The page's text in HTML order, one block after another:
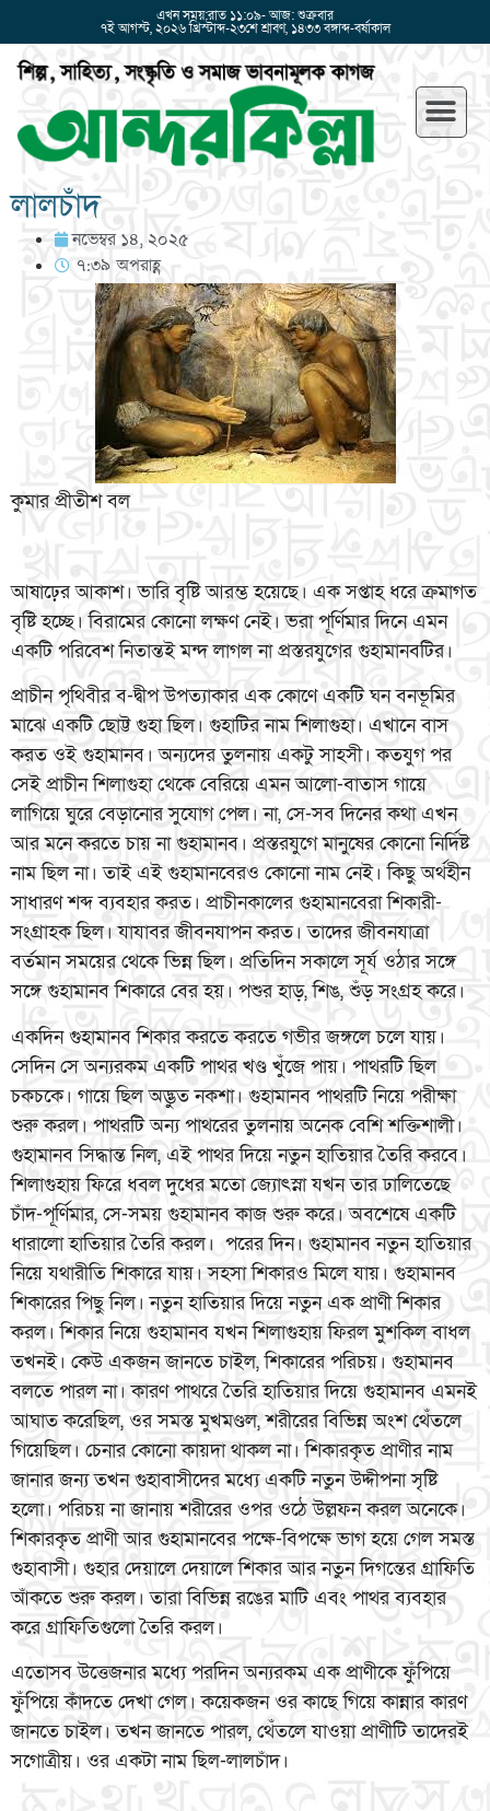
এখন সময়:রাত ১১:০৯- আজ: শুক্রবার
৭ই আগস্ট, ২০২৬ খ্রিস্টাব্দ-২৩শে শ্রাবণ, ১৪৩৩ বঙ্গাব্দ-বর্ষাকাল
লালচাঁদ
নভেম্বর ১৪, ২০২৫
৭:৩৯ অপরাহ্ণ
কুমার প্রীতীশ বল
আষাঢ়ের আকাশ। ভারি বৃষ্টি আরম্ভ হয়েছে। এক সপ্তাহ ধরে ক্রমাগত
বৃষ্টি হচ্ছে। বিরামের কোনো লক্ষণ নেই। ভরা পূর্ণিমার দিনে এমন
একটি পরিবেশ নিতান্তই মন্দ লাগল না প্রস্তরযুগের গুহামানবটির।
প্রাচীন পৃথিবীর ব-দ্বীপ উপত্যাকার এক কোণে একটি ঘন বনভূমির
মাঝে একটি ছোট্ট গুহা ছিল। গুহাটির নাম শিলাগুহা। এখানে বাস
করত ওই গুহামানব। অন্যদের তুলনায় একটু সাহসী। কতযুগ পর
সেই প্রাচীন শিলাগুহা থেকে বেরিয়ে এমন আলো-বাতাস গায়ে
লাগিয়ে ঘুরে বেড়ানোর সুযোগ পেল। না, সে-সব দিনের কথা এখন
আর মনে করতে চায় না গুহামানব। প্রস্তরযুগে মানুষের কোনো নির্দিষ্ট
নাম ছিল না। তাই এই গুহামানবেরও কোনো নাম নেই। কিছু অর্থহীন
সাধারণ শব্দ ব্যবহার করত। প্রাচীনকালের গুহামানবেরা শিকারী-
সংগ্রাহক ছিল। যাযাবর জীবনযাপন করত। তাদের জীবনযাত্রা
বর্তমান সময়ের থেকে ভিন্ন ছিল। প্রতিদিন সকালে সূর্য ওঠার সঙ্গে
সঙ্গে গুহামানব শিকারে বের হয়। পশুর হাড়, শিঙ, শুঁড় সংগ্রহ করে।
একদিন গুহামানব শিকার করতে করতে গভীর জঙ্গলে চলে যায়।
সেদিন সে অন্যরকম একটি পাথর খণ্ড খুঁজে পায়। পাথরটি ছিল
চকচকে। গায়ে ছিল অদ্ভুত নকশা। গুহামানব পাথরটি নিয়ে পরীক্ষা
শুরু করল। পাথরটি অন্য পাথরের তুলনায় অনেক বেশি শক্তিশালী।
গুহামানব সিদ্ধান্ত নিল, এই পাথর দিয়ে নতুন হাতিয়ার তৈরি করবে।
শিলাগুহায় ফিরে ধবল দুধের মতো জ্যোৎস্না যখন তার ঢালিতেছে
চাঁদ-পূর্ণিমার, সে-সময় গুহামানব কাজ শুরু করে। অবশেষে একটি
ধারালো হাতিয়ার তৈরি করল। পরের দিন। গুহামানব নতুন হাতিয়ার
নিয়ে যথারীতি শিকারে যায়। সহসা শিকারও মিলে যায়। গুহামানব
শিকারের পিছু নিল। নতুন হাতিয়ার দিয়ে নতুন এক প্রাণী শিকার
করল। শিকার নিয়ে গুহামানব যখন শিলাগুহায় ফিরল মুশকিল বাধল
তখনই। কেউ একজন জানতে চাইল, শিকারের পরিচয়। গুহামানব
বলতে পারল না। কারণ পাথরে তৈরি হাতিয়ার দিয়ে গুহামানব এমনই
আঘাত করেছিল, ওর সমস্ত মুখমণ্ডল, শরীরের বিভিন্ন অংশ থেঁতলে
গিয়েছিল। চেনার কোনো কায়দা থাকল না। শিকারকৃত প্রাণীর নাম
জানার জন্য তখন গুহাবাসীদের মধ্যে একটি নতুন উদ্দীপনা সৃষ্টি
হলো। পরিচয় না জানায় শরীরের ওপর ওঠে উল্লফন করল অনেকে।
শিকারকৃত প্রাণী আর গুহামানবের পক্ষে-বিপক্ষে ভাগ হয়ে গেল সমস্ত
গুহাবাসী। গুহার দেয়ালে দেয়ালে শিকার আর নতুন দিগন্তের গ্রাফিতি
আঁকতে শুরু করল। তারা বিভিন্ন রঙের মাটি এবং পাথর ব্যবহার
করে গ্রাফিতিগুলো তৈরি করল।
এতোসব উত্তেজনার মধ্যে পরদিন অন্যরকম এক প্রাণীকে ফুঁপিয়ে
ফুঁপিয়ে কাঁদতে দেখা গেল। কয়েকজন ওর কাছে গিয়ে কান্নার কারণ
জানতে চাইল। তখন জানতে পারল, থেঁতলে যাওয়া প্রাণীটি তাদেরই
সগোত্রীয়। ওর একটা নাম ছিল-লালচাঁদ।